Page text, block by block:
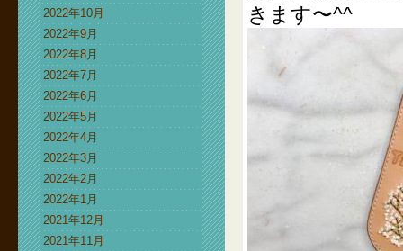
2022年10月
2022年9月
2022年8月
2022年7月
2022年6月
2022年5月
2022年4月
2022年3月
2022年2月
2022年1月
2021年12月
2021年11月
きます〜^^